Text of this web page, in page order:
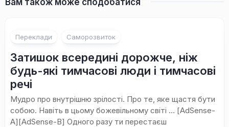
Переклади Саморозвиток
Затишок всередині дорожче, ніж
будь-які тимчасові люди і тимчасові
речі
Мудро про внутрішню зрілості. Про те, яке щастя бути
собою. Навіть в цьому божевільному світі … [AdSense-
A][AdSense-B] Одного разу ти перестаєш